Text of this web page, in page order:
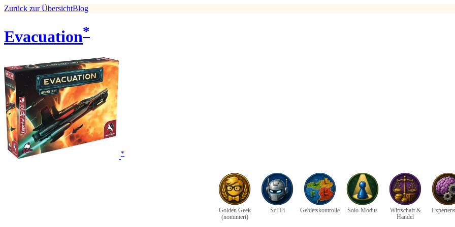
Zurück zur ÜbersichtBlog
Evacuation*
*
Golden Geek
(nominiert)
Sci-Fi Gebietskontrolle Solo-Modus
Wirtschaft &
Handel